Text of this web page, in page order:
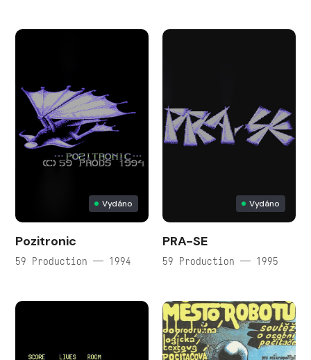
Vydáno
Pozitronic
59 Production — 1994
Vydáno
PRA-SE
59 Production — 1995